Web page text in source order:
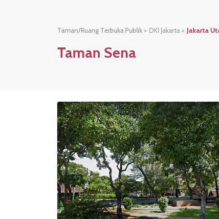
Taman/Ruang Terbuka Publik > DKI Jakarta > Jakarta
Taman Sena